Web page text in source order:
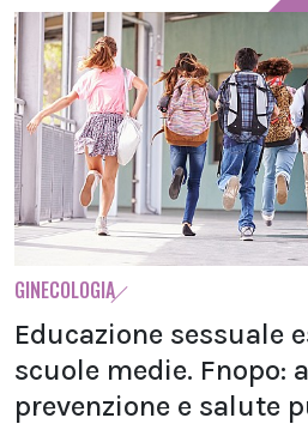
GINECOLOGIA
Educazione sessuale
scuole medie. Fnopo:
prevenzione e salute